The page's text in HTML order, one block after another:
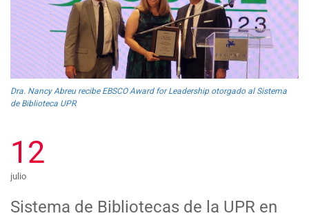
Dra. Nancy Abreu recibe EBSCO Award for Leadership otorgado al Sistema
de Biblioteca UPR
12
julio
Sistema de Bibliotecas de la UPR en